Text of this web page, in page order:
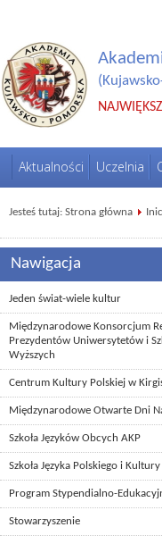
Aktualności Uczelnia
Jesteś tutaj: Strona główna
Nawigacja
Jeden świat-wiele kultur
Międzynarodowe Konsorcjum
Prezydentów Uniwersytetów i
Wyższych
Centrum Kultury Polskiej w
Międzynarodowe Otwarte Dni
Szkoła Języków Obcych AKP
Szkoła Języka Polskiego i
Program Stypendialno-
Stowarzyszenie